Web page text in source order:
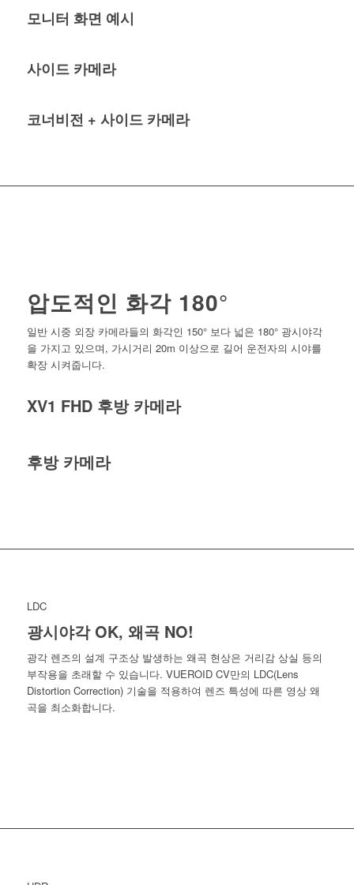
모니터 화면 예시
사이드 카메라
코너비전 + 사이드 카메라
압도적인 화각 180°
일반 시중 외장 카메라들의 화각인 150° 보다 넓은 180° 광시야각
을 가지고 있으며, 가시거리 20m 이상으로 길어 운전자의 시야를
확장 시켜줍니다.
XV1 FHD 후방 카메라
후방 카메라
LDC
광시야각 OK, 왜곡 NO!
광각 렌즈의 설계 구조상 발생하는 왜곡 현상은 거리감 상실 등의
부작용을 초래할 수 있습니다. VUEROID CV만의 LDC(Lens
Distortion Correction) 기술을 적용하여 렌즈 특성에 따른 영상 왜
곡을 최소화합니다.